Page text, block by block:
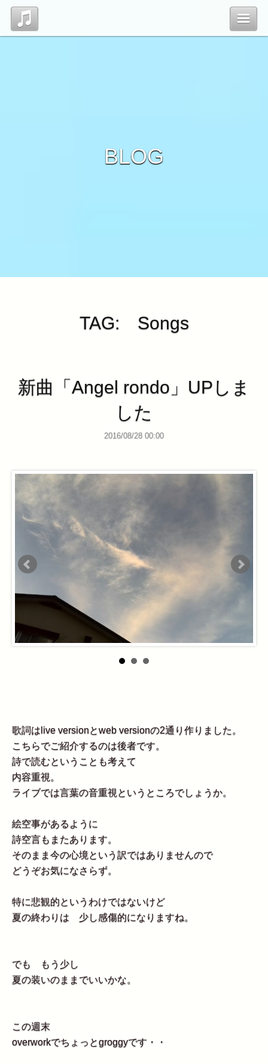
Contact
BLOG
TAG: Songs
新曲「Angel rondo」UPしま
した
2016/08/28 00:00
歌詞はlive versionとweb versionの2通り作りました。
こちらでご紹介するのは後者です。
詩で読むということも考えて
内容重視。
ライブでは言葉の音重視というところでしょうか。
絵空事があるように
詩空言もまたあります。
そのまま今の心境という訳ではありませんので
どうぞお気になさらず。
特に悲観的というわけではないけど
夏の終わりは 少し感傷的になりますね。
でも もう少し
夏の装いのままでいいかな。
この週末
overworkでちょっとgroggyです・・